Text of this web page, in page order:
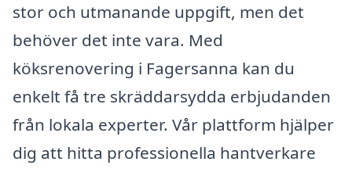
stor och utmanande uppgift, men det
behöver det inte vara. Med
köksrenovering i Fagersanna kan du
enkelt få tre skräddarsydda erbjudanden
från lokala experter. Vår plattform hjälper
dig att hitta professionella hantverkare